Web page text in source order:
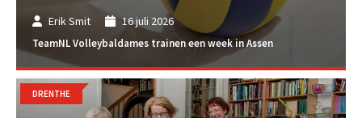
Erik Smit 16 juli 2026
TeamNL Volleybaldames trainen een week in Assen
DRENTHE